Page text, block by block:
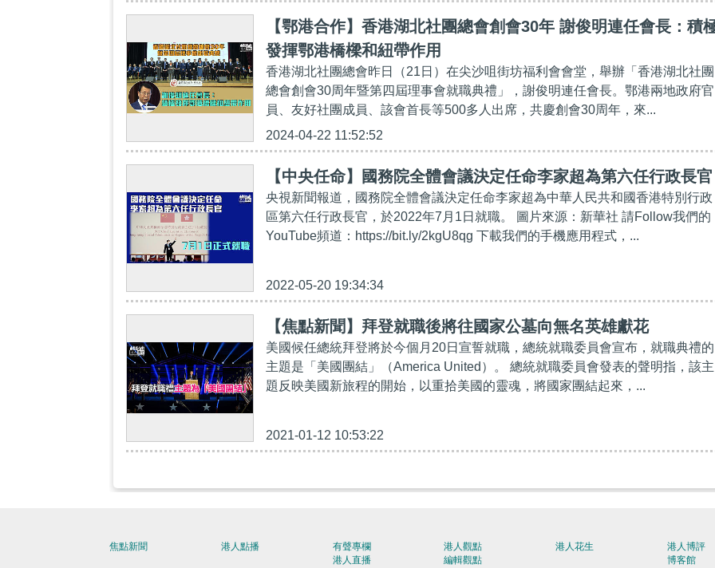
【鄂港合作】香港湖北社團總會創會30年 謝俊明連任會長：積
發揮鄂港橋樑和紐帶作用
香港湖北社團總會昨日（21日）在尖沙咀街坊福利會會堂，舉辦「香港湖北社團
總會創會30周年暨第四屆理事會就職典禮」，謝俊明連任會長。鄂港兩地政府官
員、友好社團成員、該會首長等500多人出席，共慶創會30周年，來...
2024-04-22 11:52:52
【中央任命】國務院全體會議決定任命李家超為第六任行政長官
央視新聞報道，國務院全體會議決定任命李家超為中華人民共和國香港特別行政
區第六任行政長官，於2022年7月1日就職。 圖片來源：新華社 請Follow我們的
YouTube頻道：https://bit.ly/2kgU8qg 下載我們的手機應用程式，...
2022-05-20 19:34:34
【焦點新聞】拜登就職後將往國家公墓向無名英雄獻花
美國候任總統拜登將於今個月20日宣誓就職，總統就職委員會宣布，就職典禮的
主題是「美國團結」（America United）。 總統就職委員會發表的聲明指，該主
題反映美國新旅程的開始，以重拾美國的靈魂，將國家團結起來，...
2021-01-12 10:53:22
焦點新聞 港人點播
有聲專欄
港人直播
港人觀點
編輯觀點
港人花生
港人博評
博客館